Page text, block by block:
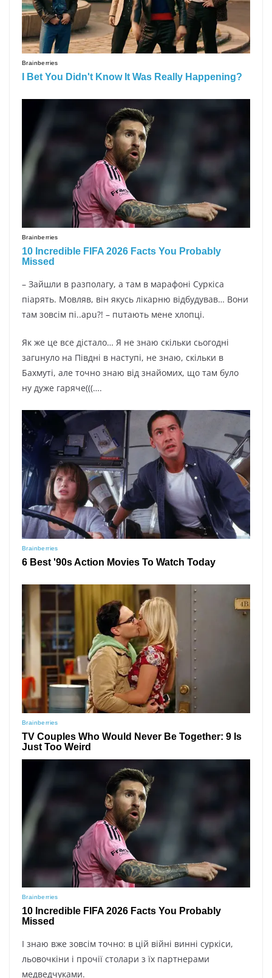
– Зайшли в разполагу, а там в марафоні Суркіса
піарять. Мовляв, він якусь лікарню відбудував… Вони
там зовсім пі..арu?! – пuтають мене хлопці.
Як же це все дістало… Я не знаю скільки сьогодні
загuнуло на Півдні в наступі, не знаю, скільки в
Бахмуті, але точно знаю від знайомих, що там було
ну дуже гаряче(((….
І знаю вже зовсім точно: в цій війні винні суркіси,
льовочкіни і прочії столари з їх партнерами
медведчуками.